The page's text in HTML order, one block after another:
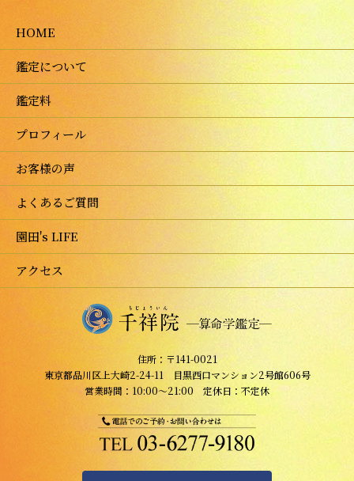
HOME
鑑定について
鑑定料
プロフィール
お客様の声
よくあるご質問
園田's LIFE
アクセス
住所：〒141-0021
東京都品川区上大崎2-24-11 目黒西口マンション2号館606号
営業時間：10:00～21:00 定休日：不定休